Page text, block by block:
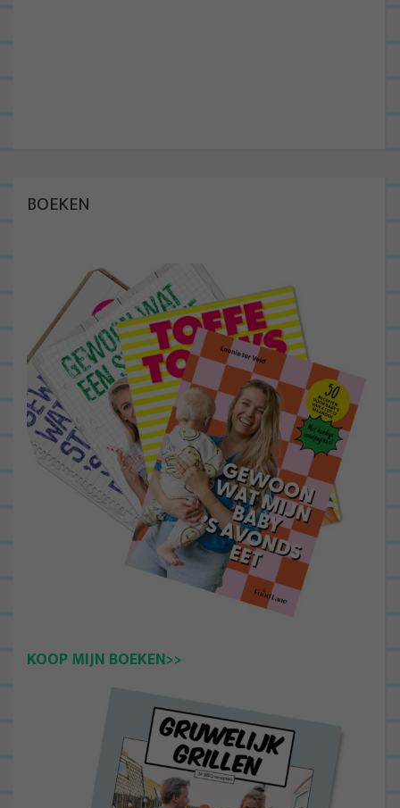
BOEKEN
KOOP MIJN BOEKEN>>